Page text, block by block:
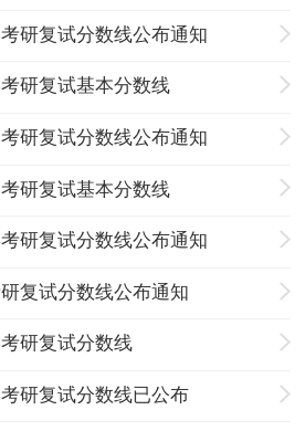
研复试分数线公布通知
研复试基本分数线
研复试分数线公布通知
研复试基本分数线
研复试分数线公布通知
复试分数线公布通知
研复试分数线
研复试分数线已公布